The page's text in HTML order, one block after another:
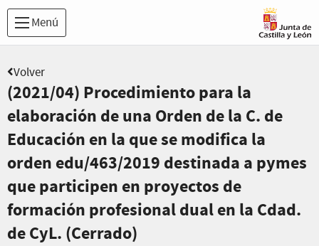
Menú
Volver
(2021/04) Procedimiento para la
elaboración de una Orden de la C. de
Educación en la que se modifica la
orden edu/463/2019 destinada a pymes
que participen en proyectos de
formación profesional dual en la Cdad.
de CyL. (Cerrado)